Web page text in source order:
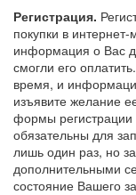
Регистрация.
покупки в
информация о Вас
смогли его
время, и
изъявите желание
формы регистрации
обязательны для
лишь один раз, но
дополнительными
состояние Вашего